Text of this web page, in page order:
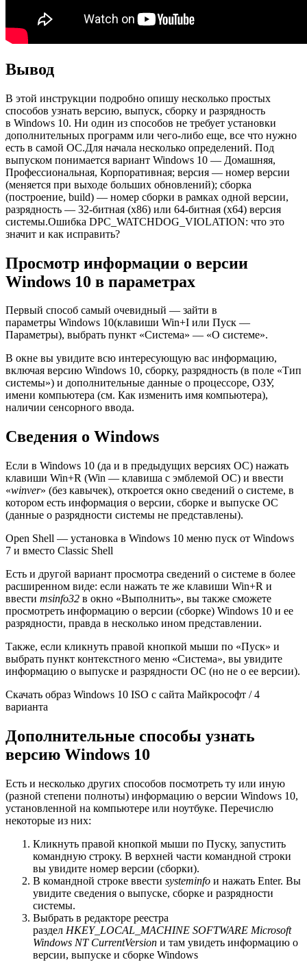
Вывод
В этой инструкции подробно опишу несколько простых
способов узнать версию, выпуск, сборку и разрядность
в Windows 10. Ни один из способов не требует установки
дополнительных программ или чего-либо еще, все что нужно
есть в самой ОС.Для начала несколько определений. Под
выпуском понимается вариант Windows 10 — Домашняя,
Профессиональная, Корпоративная; версия — номер версии
(меняется при выходе больших обновлений); сборка
(построение, build) — номер сборки в рамках одной версии,
разрядность — 32-битная (x86) или 64-битная (x64) версия
системы.Ошибка DPC_WATCHDOG_VIOLATION: что это
значит и как исправить?
Просмотр информации о версии
Windows 10 в параметрах
Первый способ самый очевидный — зайти в
параметры Windows 10(клавиши Win+I или Пуск —
Параметры), выбрать пункт «Система» — «О системе».
В окне вы увидите всю интересующую вас информацию,
включая версию Windows 10, сборку, разрядность (в поле «Тип
системы») и дополнительные данные о процессоре, ОЗУ,
имени компьютера (см. Как изменить имя компьютера),
наличии сенсорного ввода.
Сведения о Windows
Если в Windows 10 (да и в предыдущих версиях ОС) нажать
клавиши Win+R (Win — клавиша с эмблемой ОС) и ввести
«winver» (без кавычек), откроется окно сведений о системе, в
котором есть информация о версии, сборке и выпуске ОС
(данные о разрядности системы не представлены).
Open Shell — установка в Windows 10 меню пуск от Windows
7 и вместо Classic Shell
Есть и другой вариант просмотра сведений о системе в более
расширенном виде: если нажать те же клавиши Win+R и
ввести msinfo32 в окно «Выполнить», вы также сможете
просмотреть информацию о версии (сборке) Windows 10 и ее
разрядности, правда в несколько ином представлении.
Также, если кликнуть правой кнопкой мыши по «Пуск» и
выбрать пункт контекстного меню «Система», вы увидите
информацию о выпуске и разрядности ОС (но не о ее версии).
Скачать образ Windows 10 ISO с сайта Майкрософт / 4
варианта
Дополнительные способы узнать
версию Windows 10
Есть и несколько других способов посмотреть ту или иную
(разной степени полноты) информацию о версии Windows 10,
установленной на компьютере или ноутбуке. Перечислю
некоторые из них:
Кликнуть правой кнопкой мыши по Пуску, запустить
командную строку. В верхней части командной строки
вы увидите номер версии (сборки).
В командной строке ввести systeminfo и нажать Enter. Вы
увидите сведения о выпуске, сборке и разрядности
системы.
Выбрать в редакторе реестра
раздел HKEY_LOCAL_MACHINE SOFTWARE Microsoft
Windows NT CurrentVersion и там увидеть информацию о
версии, выпуске и сборке Windows